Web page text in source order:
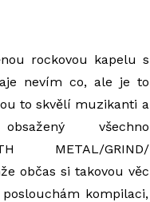
rockovou kapelu s
nevím co, ale je to
to skvělí muzikanti a
všechno
METAL/GRIND/
občas si takovou věc
kompilaci,